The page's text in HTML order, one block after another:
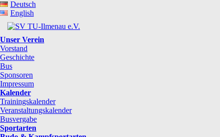
Deutsch
English
Unser Verein
Vorstand
Geschichte
Bus
Sponsoren
Impressum
Kalender
Trainingskalender
Veranstaltungskalender
Busvergabe
Sportarten